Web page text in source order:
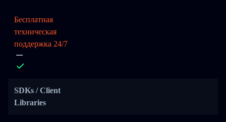
Бесплатная
техническая
поддержка 24/7
SDKs / Client
Libraries